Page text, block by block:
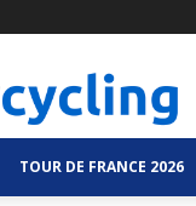
TOUR DE FRANCE 2026